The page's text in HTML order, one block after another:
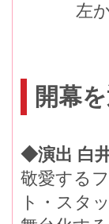
左
開幕
◆演出 白
敬愛する
ト・スタ